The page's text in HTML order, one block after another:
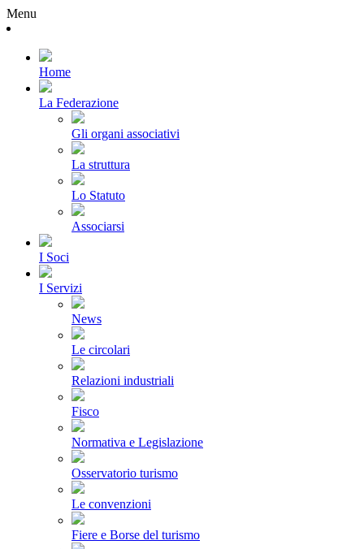
Menu
Home
La Federazione
Gli organi associativi
La struttura
Lo Statuto
Associarsi
I Soci
I Servizi
News
Le circolari
Relazioni industriali
Fisco
Normativa e Legislazione
Osservatorio turismo
Le convenzioni
Fiere e Borse del turismo